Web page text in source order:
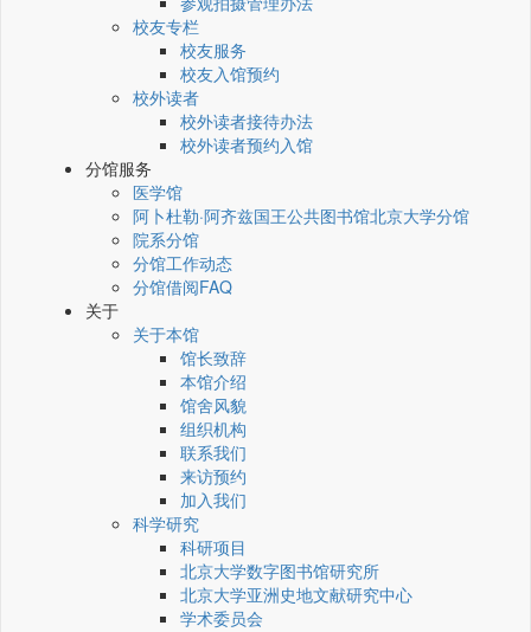
校友专栏
校友服务
校友入馆预约
校外读者
校外读者接待办法
校外读者预约入馆
分馆服务
医学馆
阿卜杜勒·阿齐兹国王公共图书馆北京大学分馆
院系分馆
分馆工作动态
分馆借阅FAQ
关于
关于本馆
馆长致辞
本馆介绍
馆舍风貌
组织机构
联系我们
来访预约
加入我们
科学研究
科研项目
北京大学数字图书馆研究所
北京大学亚洲史地文献研究中心
学术委员会